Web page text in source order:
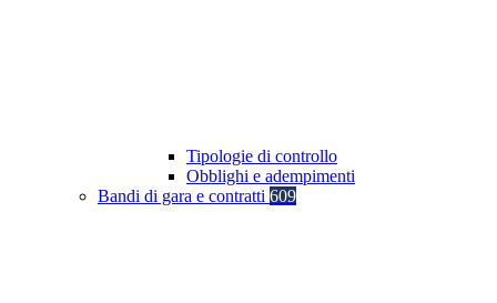
Tipologie di controllo
Obblighi e adempimenti
Bandi di gara e contratti 609